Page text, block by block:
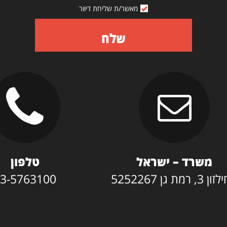
מאשר/ת שליחת דיוור
שלח
משרד – ישראל
גן 5252267
טלפון
5763100